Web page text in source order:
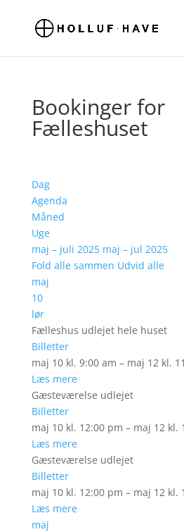
Bookinger for
Fælleshuset
Dag
Agenda
Måned
Uge
maj – juli 2025 maj – jul 2025
Fold alle sammen Udvid alle
maj
10
lør
Fælleshus udlejet hele huset
Billetter
maj 10 kl. 9:00 am – maj 12 kl.
Læs mere
Gæsteværelse udlejet
Billetter
maj 10 kl. 12:00 pm – maj 12 kl.
Læs mere
Gæsteværelse udlejet
Billetter
maj 10 kl. 12:00 pm – maj 12 kl.
Læs mere
maj